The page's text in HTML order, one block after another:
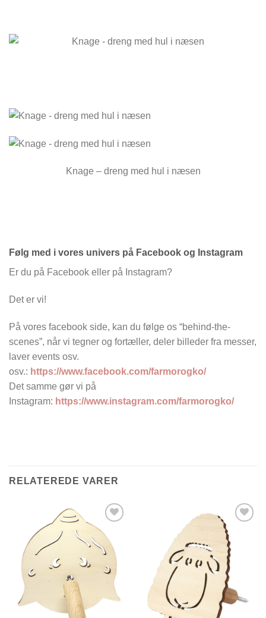
Knage – dreng med hul i næsen
Følg med i vores univers på Facebook og Instagram
Er du på Facebook eller på Instagram?
Det er vi!
På vores facebook side, kan du følge os “behind-the-
scenes”, når vi tegner og fortæller, deler billeder fra messer,
laver events osv.
osv.: https://www.facebook.com/farmorogko/
Det samme gør vi på
Instagram: https://www.instagram.com/farmorogko/
RELATEREDE VARER
Tilføj til
ønskelisten
Tilføj til
ønskelisten